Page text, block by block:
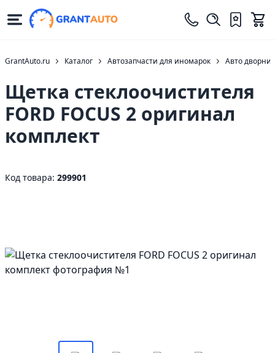
GrantAuto.ru Каталог Автозапчасти для иномарок Авто
Щетка стеклоочистителя
FORD FOCUS 2 оригинал
комплект
Код товара: 299901